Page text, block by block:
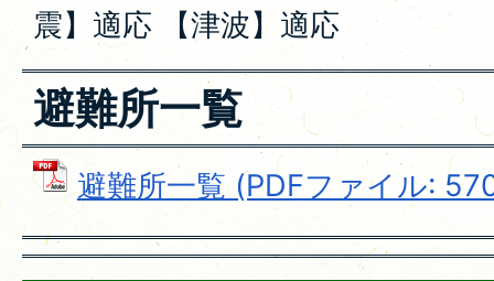
震】適応 【津波】適応
避難所一覧
避難所一覧 (PDFファイル: